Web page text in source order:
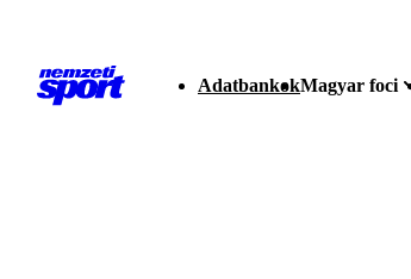
AdatbankokMagyar foci